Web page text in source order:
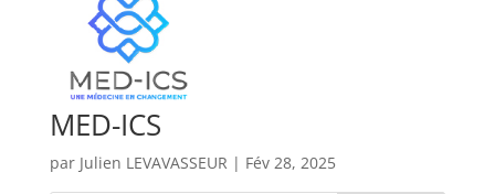
MED-ICS
par Julien LEVAVASSEUR | Fév 28, 2025